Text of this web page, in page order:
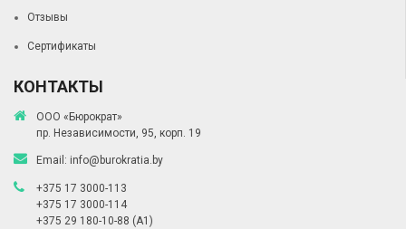
Отзывы
Сертификаты
КОНТАКТЫ
ООО «Бюрократ»
пр. Независимости, 95, корп. 19
Email: info@burokratia.by
+375 17 3000-113
+375 17 3000-114
+375 29 180-10-88 (A1)